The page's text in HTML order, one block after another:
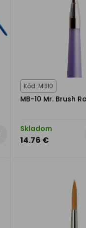
Kód: MB10
MB-10 Mr. Brush
Skladom
14.76 €